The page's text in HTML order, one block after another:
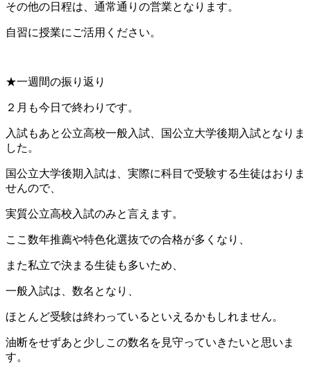
その他の日程は、通常通りの営業となります。
自習に授業にご活用ください。
★一週間の振り返り
２月も今日で終わりです。
入試もあと公立高校一般入試、国公立大学後期入試となりま
した。
国公立大学後期入試は、実際に科目で受験する生徒はおりま
せんので、
実質公立高校入試のみと言えます。
ここ数年推薦や特色化選抜での合格が多くなり、
また私立で決まる生徒も多いため、
一般入試は、数名となり、
ほとんど受験は終わっているといえるかもしれません。
油断をせずあと少しこの数名を見守っていきたいと思いま
す。